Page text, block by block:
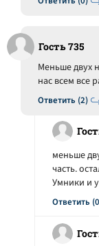
Гость 735
Ответить (2)
Меньше двух
нас всем все
Ответить
меньше
часть.
Умники и